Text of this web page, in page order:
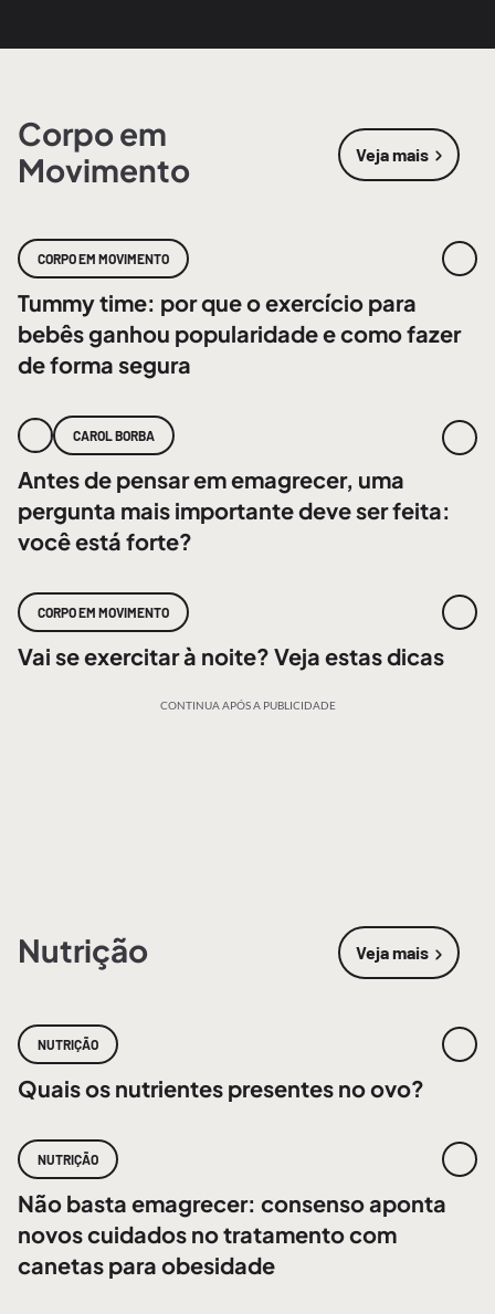
Corpo em
Movimento
Veja mais
sobre
CORPO EM MOVIMENTO
Tummy time: por que o exercício para
bebês ganhou popularidade e como fazer
de forma segura
CAROL BORBA
Antes de pensar em emagrecer, uma
pergunta mais importante deve ser feita:
você está forte?
CORPO EM MOVIMENTO
Vai se exercitar à noite? Veja estas dicas
CONTINUA APÓS A PUBLICIDADE
Nutrição Veja mais
sobre
NUTRIÇÃO
Quais os nutrientes presentes no ovo?
NUTRIÇÃO
Não basta emagrecer: consenso aponta
novos cuidados no tratamento com
canetas para obesidade